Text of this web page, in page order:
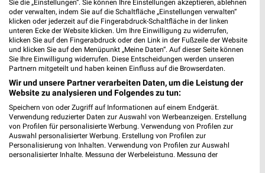
Werner-von-Siemens-Straße 1-3
49584 Fürstenau
Heute 08:00 - 19:00 Uhr |
Geöffnet
386,82 km • Angebote: 2 Prospekte
Kolde Gartentechnik Wallenhorst
Hansastraße 16
49134 Wallenhorst
Heute 08:00 - 18:00 Uhr | Geöffnet
Sie die „Einstellungen“. Sie können Ihre Einstellungen akzeptieren, ablehnen
oder verwalten, indem Sie auf die Schaltfläche „Einstellungen verwalten“
klicken oder jederzeit auf die Fingerabdruck-Schaltfläche in der linken
unteren Ecke der Website klicken. Um Ihre Einwilligung zu widerrufen,
klicken Sie auf den Fingerabdruck oder den Link in der Fußzeile der Website
und klicken Sie auf den Menüpunkt „Meine Daten“. Auf dieser Seite können
Sie Ihre Einwilligung widerrufen. Diese Entscheidungen werden unseren
Partnern mitgeteilt und haben keinen Einfluss auf die Browserdaten.
Wir und unsere Partner verarbeiten Daten, um die Leistung der
Website zu analysieren und Folgendes zu tun:
Speichern von oder Zugriff auf Informationen auf einem Endgerät.
Verwendung reduzierter Daten zur Auswahl von Werbeanzeigen. Erstellung
von Profilen für personalisierte Werbung. Verwendung von Profilen zur
Auswahl personalisierter Werbung. Erstellung von Profilen zur
Personalisierung von Inhalten. Verwendung von Profilen zur Auswahl
personalisierter Inhalte. Messung der Werbeleistung. Messung der